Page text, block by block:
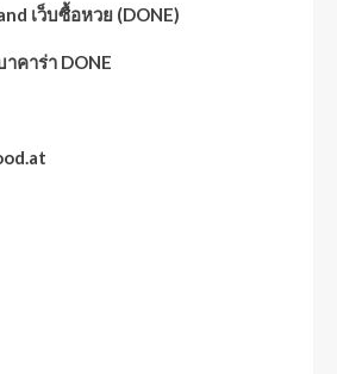
เว็บซื้อหวย (DONE)
คาร่า DONE